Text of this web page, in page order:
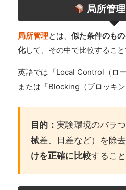
局所管
局所管理とは、 似た条件のもの
化して、その中で比較すること
英語では「Local Control（ロ
または「Blocking（ブロッキン
目的： 実験環境のバラ
械差、日差など）を除去
けを正確に比較すること